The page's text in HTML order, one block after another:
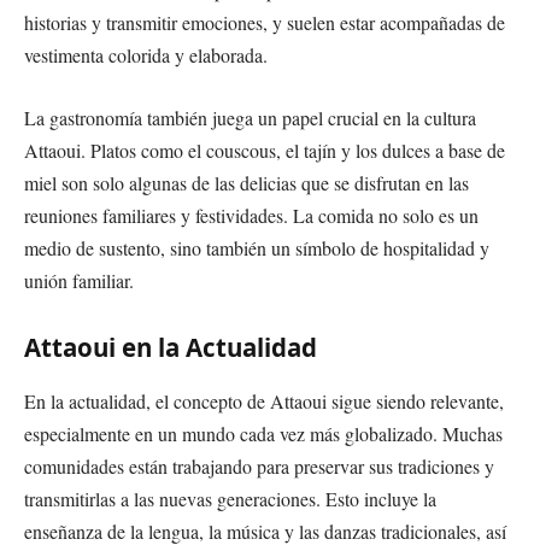
historias y transmitir emociones, y suelen estar acompañadas de
vestimenta colorida y elaborada.
La gastronomía también juega un papel crucial en la cultura
Attaoui. Platos como el couscous, el tajín y los dulces a base de
miel son solo algunas de las delicias que se disfrutan en las
reuniones familiares y festividades. La comida no solo es un
medio de sustento, sino también un símbolo de hospitalidad y
unión familiar.
Attaoui en la Actualidad
En la actualidad, el concepto de Attaoui sigue siendo relevante,
especialmente en un mundo cada vez más globalizado. Muchas
comunidades están trabajando para preservar sus tradiciones y
transmitirlas a las nuevas generaciones. Esto incluye la
enseñanza de la lengua, la música y las danzas tradicionales, así